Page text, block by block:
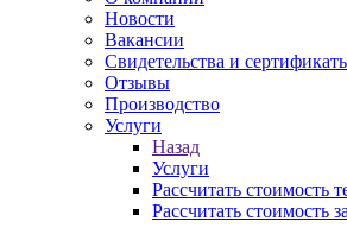
Новости
Вакансии
Свидетельства и
Отзывы
Производство
Услуги
Назад
Услуги
Рассчитать стоимость
Рассчитать стоимость